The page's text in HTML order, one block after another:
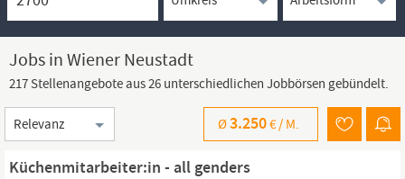
Jobs in Wiener Neustadt
217 Stellenangebote aus 26 unterschiedlichen Jobbörsen gebündelt.
Sortierung
Ø3.250€ / M.
Küchenmitarbeiter:in - all genders